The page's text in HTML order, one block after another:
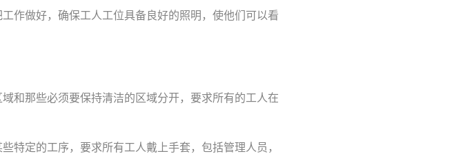
作做好，确保工人工位具备良好的照明，使他们可以看
和那些必须要保持清洁的区域分开，要求所有的工人在
特定的工序，要求所有工人戴上手套，包括管理人员，